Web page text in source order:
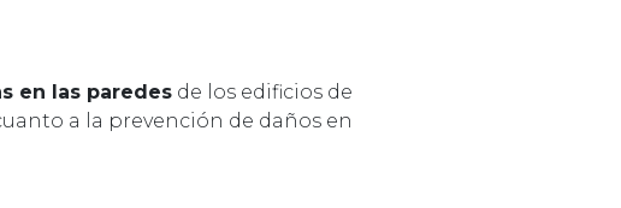
en las paredes de los edificios de
a la prevención de daños en